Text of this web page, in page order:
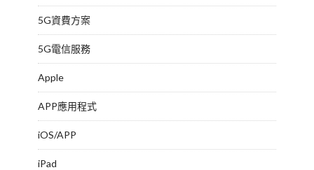
5G資費方案
5G電信服務
Apple
APP應用程式
iOS/APP
iPad